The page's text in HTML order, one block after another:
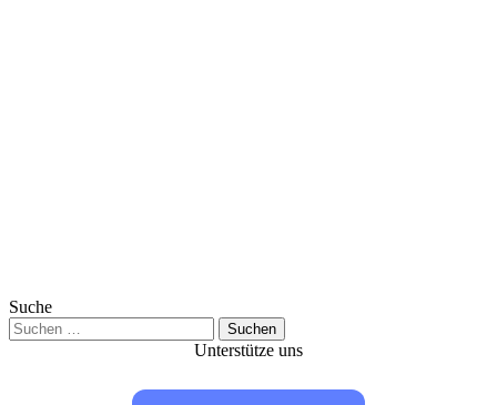
Suche
Suchen
nach:
Unterstütze uns